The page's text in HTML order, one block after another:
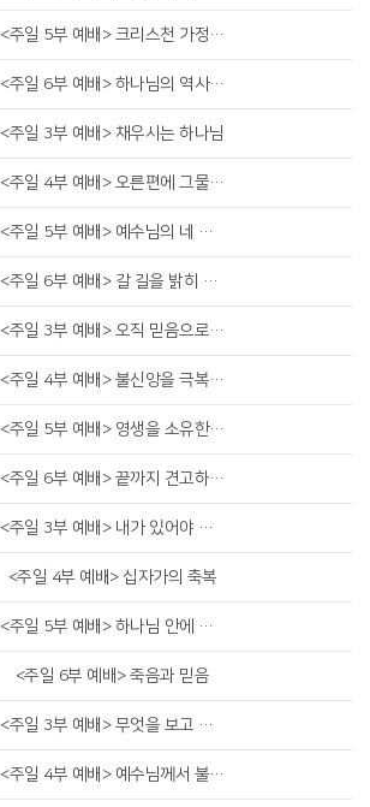
<주일 5부 예배> 크리스천 가정 세우기
<주일 6부 예배> 하나님의 역사하심
<주일 3부 예배> 채우시는 하나님
<주일 4부 예배> 오른편에 그물을 던지라
<주일 5부 예배> 예수님의 네 가지 증언
<주일 6부 예배> 갈 길을 밝히 보이시다
<주일 3부 예배> 오직 믿음으로 구하라
<주일 4부 예배> 불신앙을 극복하라
<주일 5부 예배> 영생을 소유한 연약한 인간
<주일 6부 예배> 끝까지 견고하게 하시리라
<주일 3부 예배> 내가 있어야 할 자리
<주일 4부 예배> 십자가의 축복
<주일 5부 예배> 하나님 안에 거하는 것
<주일 6부 예배> 죽음과 믿음
<주일 3부 예배> 무엇을 보고 있나요?
<주일 4부 예배> 예수님께서 불쌍히 여기사